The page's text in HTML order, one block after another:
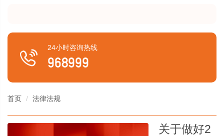

24小时咨询热线
968999
首页 法律法规
关于做好2